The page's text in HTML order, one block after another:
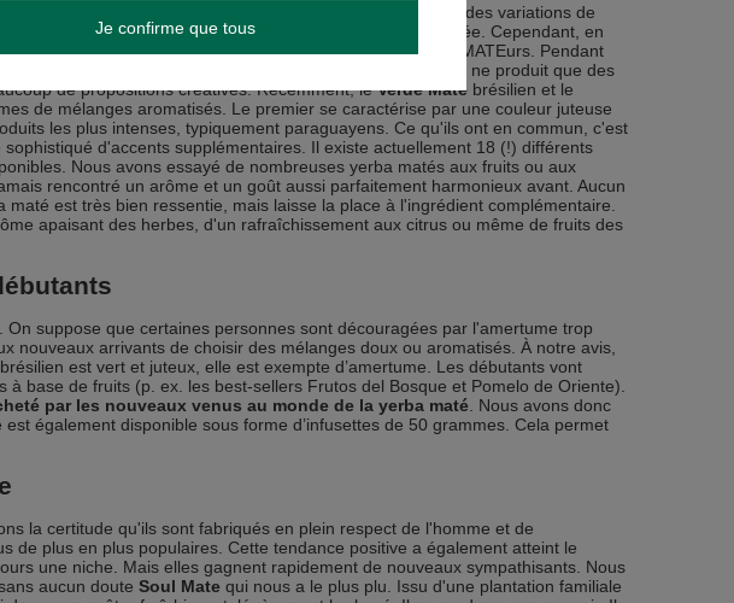
offre plaise à différents clients. C'est pourquoi ils proposent des variations de
ne représente pas immédiatement une qualité élevée. Cependant, en
ils peuvent gagner la sympathie de nombreux consomMATEurs. Pendant
son genre. La marque existe depuis plusieurs décennies et ne produit que des
de propositions créatives. Récemment, leVerde Mate brésilien et le
de mélanges aromatisés. Le premier se caractérise par une couleur juteuse
les plus intenses, typiquement paraguayens. Ce qu'ils ont en commun, c'est
d'accents supplémentaires. Il existe actuellement 18 (!) différents
Nous avons essayé de nombreuses yerba matés aux fruits ou aux
rencontré un arôme et un goût aussi parfaitement harmonieux avant. Aucun
est très bien ressentie, mais laisse la place à l'ingrédient complémentaire.
apaisant des herbes, d'un rafraîchissement aux citrus ou même de fruits des
suppose que certaines personnes sont découragées par l'amertume trop
nouveaux arrivants de choisir des mélanges doux ou aromatisés. À notre avis,
est vert et juteux, elle est exempte d’amertume. Les débutants vont
base de fruits (p. ex. les best-sellers Frutos del Bosque et Pomelo de Oriente).
par les nouveaux venus au monde de la yerba maté . Nous avons donc
également disponible sous forme d’infusettes de 50 grammes. Cela permet
la certitude qu'ils sont fabriqués en plein respect de l'homme et de
de plus en plus populaires. Cette tendance positive a également atteint le
une niche. Mais elles gagnent rapidement de nouveaux sympathisants. Nous
aucun doute Soul Mate qui nous a le plus plu. Issu d'une plantation familiale
Je confirme que tous